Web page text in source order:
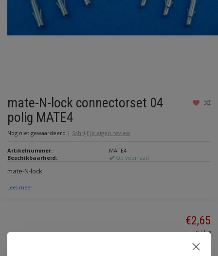
mate-N-lock connectorset 04
polig MATE4
Nog niet gewaardeerd | Schrijf je eigen review
Artikelnummer:
MATE4
Beschikbaarheid:
Op voorraad
mate-N-lock
Lees meer
€2,65
Incl. btw